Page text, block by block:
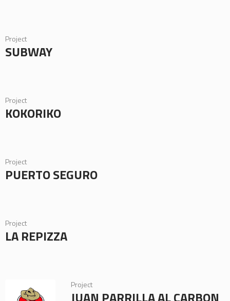
Project
SUBWAY
Project
KOKORIKO
Project
PUERTO SEGURO
Project
LA REPIZZA
Project